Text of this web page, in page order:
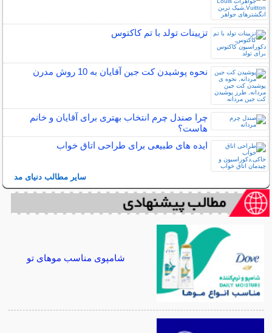
تزیینات تولد با تم کاکتوس
نحوه پوشیدن کت جین آقایان به 10 روش مدرن
چرا صندل چرم انتخاب بهتری برای آقایان و خانم
هاست؟
ایده های طبیعی برای طراحی اتاق خواب
سایر مطالب دنیای مد
شامپوی مناسب موهای تو